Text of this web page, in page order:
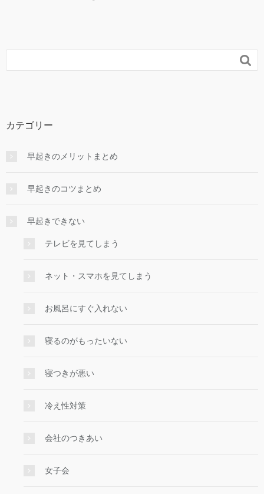

カテゴリー
早起きのメリットまとめ
早起きのコツまとめ
早起きできない
テレビを見てしまう
ネット・スマホを見てしまう
お風呂にすぐ入れない
寝るのがもったいない
寝つきが悪い
冷え性対策
会社のつきあい
女子会